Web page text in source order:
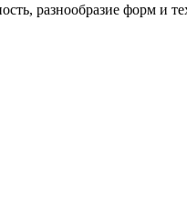
разнообразие форм и